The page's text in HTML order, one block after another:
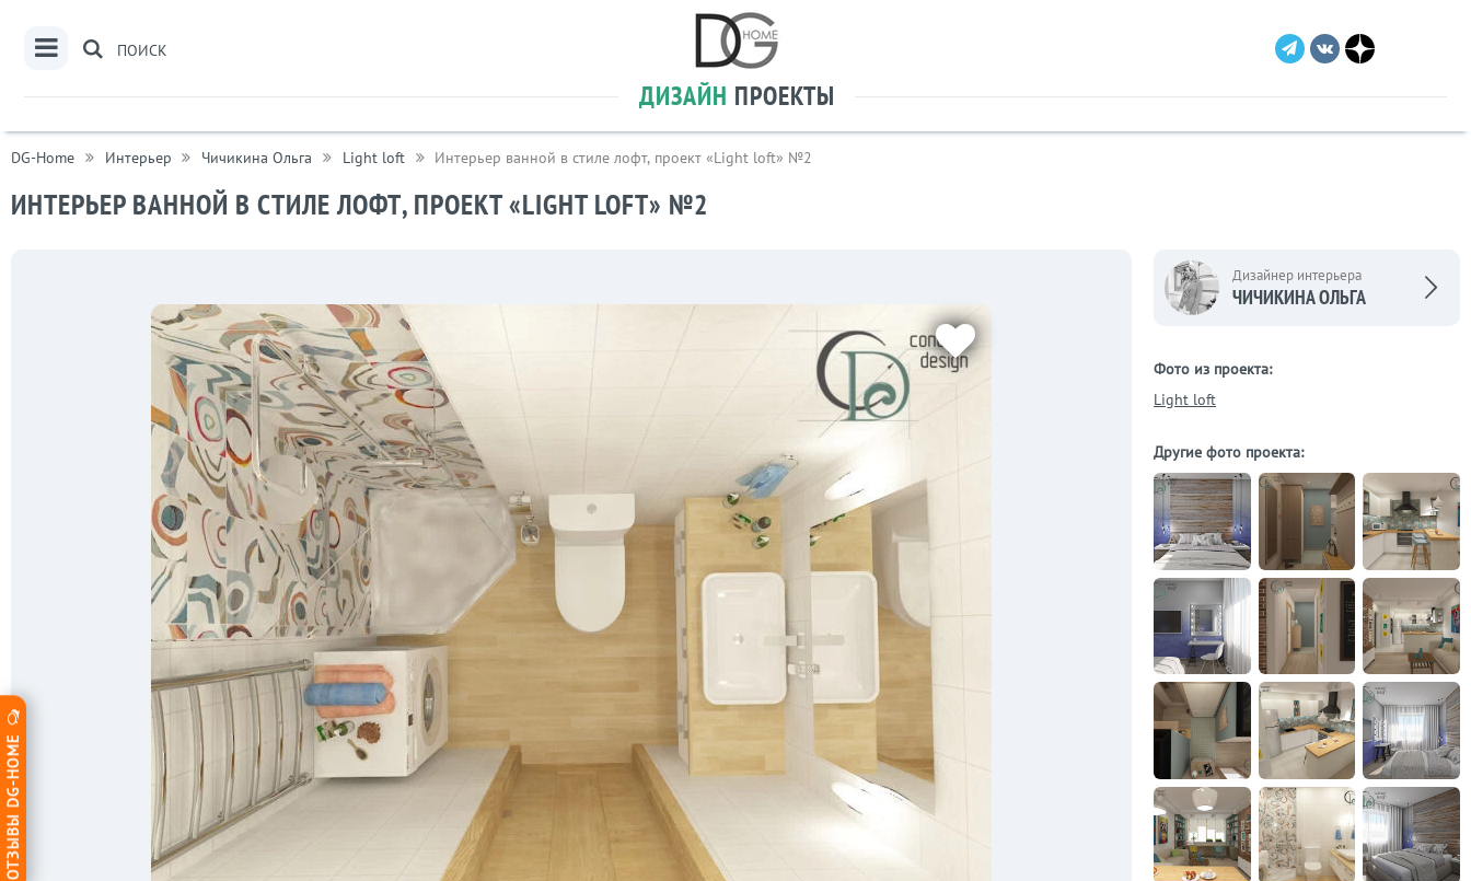
ОТЗЫВЫ DG-HOME
ПОИСК
ДИЗАЙН ПРОЕКТЫ
DG-Home Интерьер Чичикина Ольга Light loft Интерьер ванной в стиле лофт, проект «Light loft» №2
ИНТЕРЬЕР ВАННОЙ В СТИЛЕ ЛОФТ, ПРОЕКТ «LIGHT LOFT» №2
Дизайнер интерьера
ЧИЧИКИНА ОЛЬГА
Фото из проекта:
Light loft
Другие фото проекта: